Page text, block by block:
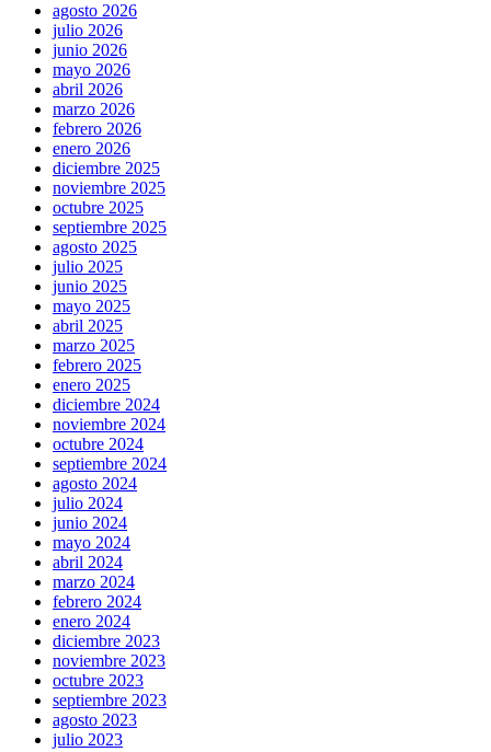
agosto 2026
julio 2026
junio 2026
mayo 2026
abril 2026
marzo 2026
febrero 2026
enero 2026
diciembre 2025
noviembre 2025
octubre 2025
septiembre 2025
agosto 2025
julio 2025
junio 2025
mayo 2025
abril 2025
marzo 2025
febrero 2025
enero 2025
diciembre 2024
noviembre 2024
octubre 2024
septiembre 2024
agosto 2024
julio 2024
junio 2024
mayo 2024
abril 2024
marzo 2024
febrero 2024
enero 2024
diciembre 2023
noviembre 2023
octubre 2023
septiembre 2023
agosto 2023
julio 2023